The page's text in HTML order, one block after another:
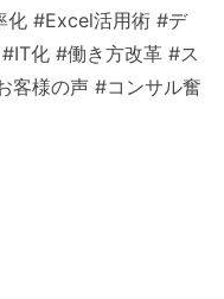
化 #Excel活用術 #デ
化 #働き方改革 #ス
客様の声 #コンサル奮